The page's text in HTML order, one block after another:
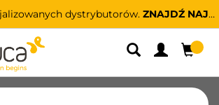
dystrybutorów. ZNAJDŹ NAJBLIŻSZEGO